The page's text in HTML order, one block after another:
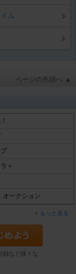
ム
ページの先頭へ ▲
＋
オークション
もっと見る
録など様々な